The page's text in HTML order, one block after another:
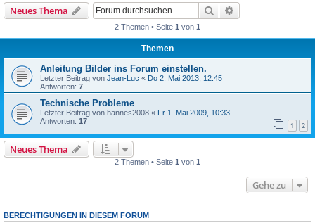
Neues Thema Suche
2 Themen • Seite 1 von 1
Themen
Anleitung Bilder ins Forum einstellen.
Letzter Beitrag von Jean-Luc « Do 2. Mai 2013, 12:45
Antworten: 7
Technische Probleme
Letzter Beitrag von hannes2008 « Fr 1. Mai 2009, 10:33
Antworten: 17 1 2
Neues Thema
2 Themen • Seite 1 von 1
Gehe zu
BERECHTIGUNGEN IN DIESEM FORUM